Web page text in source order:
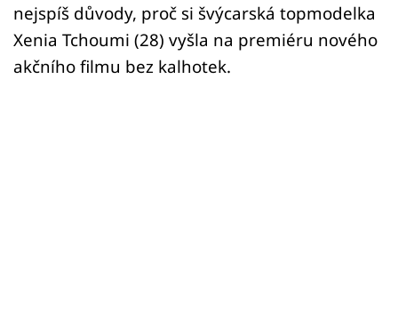
nejspíš důvody, proč si švýcarská topmodelka
Xenia Tchoumi (28) vyšla na premiéru nového
akčního filmu bez kalhotek.